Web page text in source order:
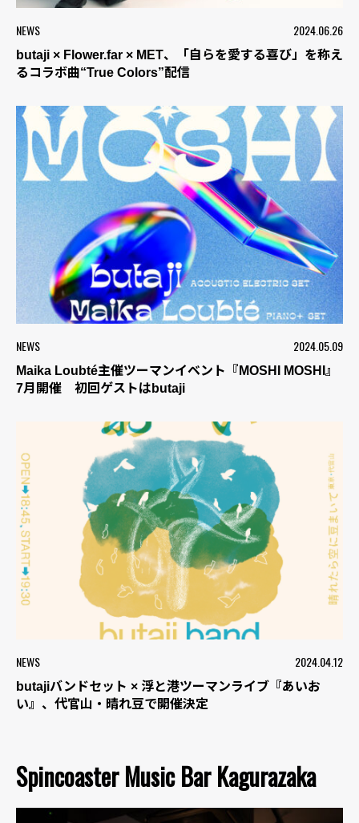
NEWS 2024.06.26
butaji × Flower.far × MET、「自らを愛する喜び」を称え
るコラボ曲“True Colors”配信
NEWS 2024.05.09
Maika Loubté主催ツーマンイベント『MOSHI MOSHI』
7月開催 初回ゲストはbutaji
NEWS 2024.04.12
butajiバンドセット × 浮と港ツーマンライブ『あいお
い』、代官山・晴れ豆で開催決定
Spincoaster Music Bar Kagurazaka